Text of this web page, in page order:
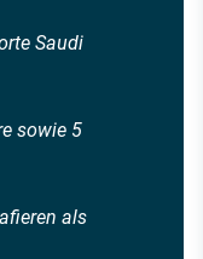
Saudi
sowie 5
als